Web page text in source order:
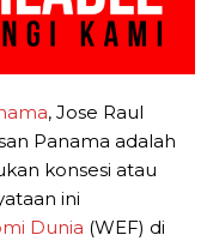
, Jose Raul
Panama adalah
konsesi atau
ini
Dunia (WEF) di